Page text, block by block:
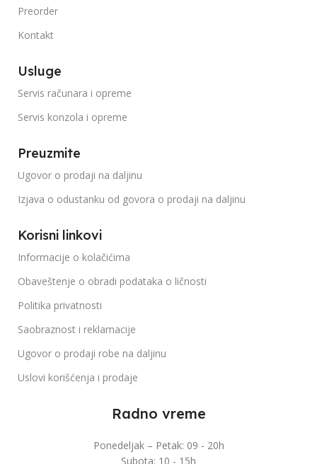
Preorder
Kontakt
Usluge
Servis računara i opreme
Servis konzola i opreme
Preuzmite
Ugovor o prodaji na daljinu
Izjava o odustanku od govora o prodaji na daljinu
Korisni linkovi
Informacije o kolačićima
Obaveštenje o obradi podataka o ličnosti
Politika privatnosti
Saobraznost i reklamacije
Ugovor o prodaji robe na daljinu
Uslovi korišćenja i prodaje
Radno vreme
Ponedeljak – Petak: 09 - 20h
Subota: 10 - 15h